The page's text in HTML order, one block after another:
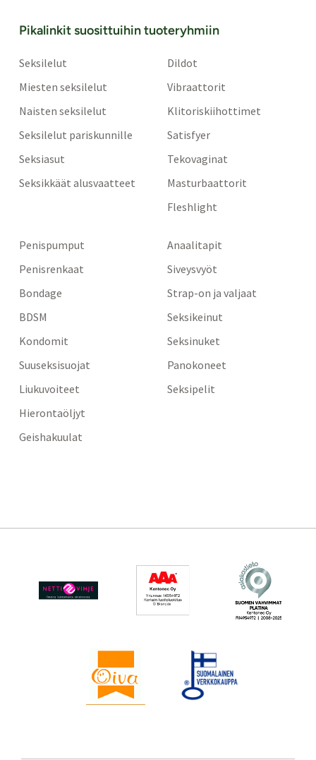
Pikalinkit suosittuihin tuoteryhmiin
Seksilelut
Miesten seksilelut
Naisten seksilelut
Seksilelut pariskunnille
Seksiasut
Seksikkäät alusvaatteet
Dildot
Vibraattorit
Klitoriskiihottimet
Satisfyer
Tekovaginat
Masturbaattorit
Fleshlight
Penispumput
Penisrenkaat
Bondage
BDSM
Kondomit
Suuseksisuojat
Liukuvoiteet
Hierontaöljyt
Geishakuulat
Anaalitapit
Siveysvyöt
Strap-on ja valjaat
Seksikeinut
Seksinuket
Panokoneet
Seksipelit